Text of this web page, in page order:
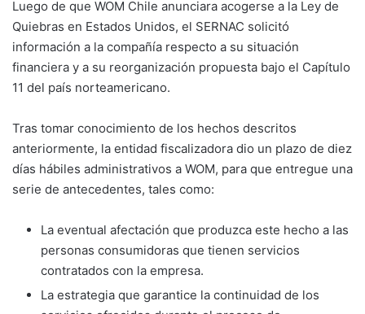
Luego de que WOM Chile anunciara acogerse a la Ley de
Quiebras en Estados Unidos, el SERNAC solicitó
información a la compañía respecto a su situación
financiera y a su reorganización propuesta bajo el Capítulo
11 del país norteamericano.
Tras tomar conocimiento de los hechos descritos
anteriormente, la entidad fiscalizadora dio un plazo de diez
días hábiles administrativos a WOM, para que entregue una
serie de antecedentes, tales como:
La eventual afectación que produzca este hecho a las
personas consumidoras que tienen servicios
contratados con la empresa.
La estrategia que garantice la continuidad de los